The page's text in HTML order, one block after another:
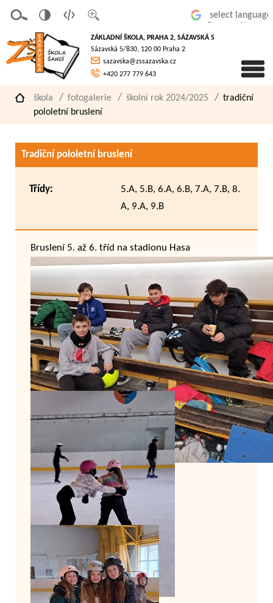
písmo
á
verze
pro
slaboz
raké
ZÁKLADNÍ ŠKOLA, PRAHA 2, SÁZAVSKÁ 5
Sázavská 5/830, 120 00 Praha 2
sazavska@zssazavska.cz
+420 277 779 643
škola fotogalerie školní rok 2024/2025
tradiční
pololetní bruslení
Tradiční pololetní bruslení
Třídy:
5.A, 5.B, 6.A, 6.B, 7.A, 7.B, 8.
A, 9.A, 9.B
Bruslení 5. až 6. tříd na stadionu Hasa